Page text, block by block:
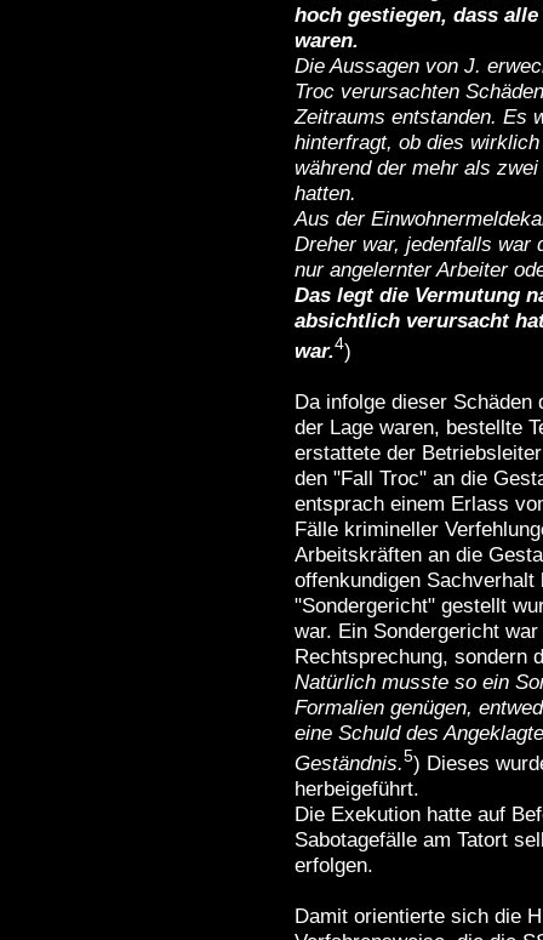
hoch gestiegen, dass
waren.
Die Aussagen von J.
Troc verursachten
Zeitraums entstanden. Es
hinterfragt, ob dies
während der mehr als
hatten.
Aus der
Dreher war, jedenfalls war
nur angelernter Arbeiter
Das legt die Vermutung
absichtlich verursacht
war.4)
Da infolge dieser
der Lage waren, bestellte
erstattete der
den "Fall Troc" an die
entsprach einem Erlass
Fälle krimineller
Arbeitskräften an die
offenkundigen
"Sondergericht" gestellt
war. Ein Sondergericht
Rechtsprechung, sondern
Natürlich musste so ein
Formalien genügen,
eine Schuld des
Geständnis.5) Dieses
herbeigeführt.
Die Exekution hatte auf
Sabotagefälle am Tatort
erfolgen.
Damit orientierte sich die